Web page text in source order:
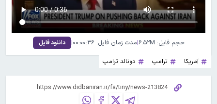
حجم فایل: ۶.۵۲M |مدت زمان فایل: ۰۰:۰۰:۳۶ | دانلود فایل
آمریکا ترامپ دونالد ترامپ